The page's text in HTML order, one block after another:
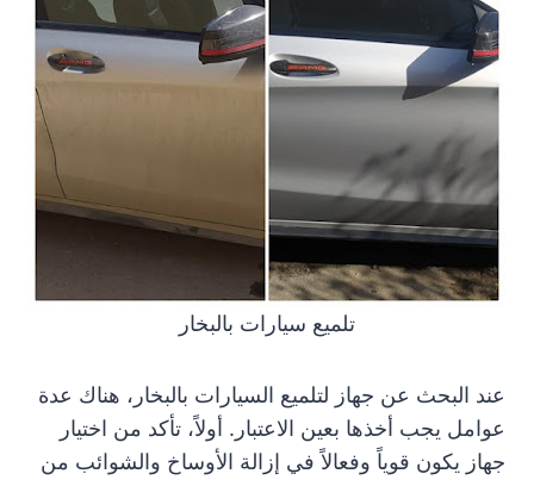
تلميع سيارات بالبخار
عند البحث عن جهاز لتلميع السيارات بالبخار، هناك عدة
عوامل يجب أخذها بعين الاعتبار. أولاً، تأكد من اختيار
جهاز يكون قوياً وفعالاً في إزالة الأوساخ والشوائب من